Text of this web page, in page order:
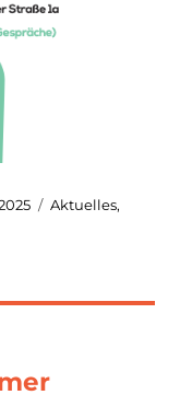
Kategorien
Aktuelles,